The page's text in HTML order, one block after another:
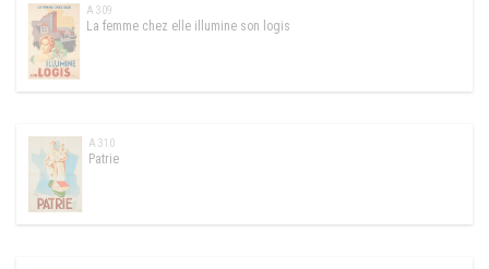
A 309
La femme chez elle illumine son logis
A 310
Patrie